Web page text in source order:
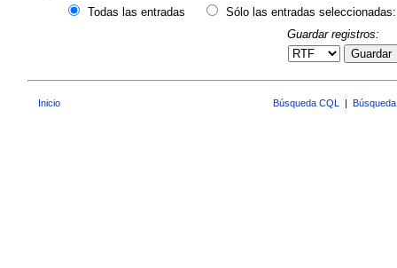
Todas las entradas
Sólo las entradas seleccionadas:
Guardar registros:
Guardar
Inicio Búsqueda CQL